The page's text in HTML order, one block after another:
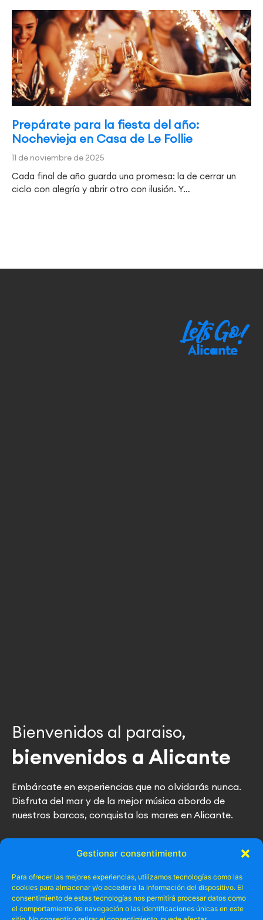
Gestionar consentimiento
Para ofrecer las mejores experiencias, utilizamos tecnologías como las
cookies para almacenar y/o acceder a la información del dispositivo. El
consentimiento de estas tecnologías nos permitirá procesar datos como
el comportamiento de navegación o las identificaciones únicas en este
Prepárate para la fiesta del año:
Nochevieja en Casa de Le Follie
11 de noviembre de 2025
Cada final de año guarda una promesa: la de cerrar un
ciclo con alegría y abrir otro con ilusión. Y…
Bienvenidos al paraiso,
bienvenidos a Alicante
Embárcate en experiencias que no olvidarás nunca.
Disfruta del mar y de la mejor música abordo de
nuestros barcos, conquista los mares en Alicante.